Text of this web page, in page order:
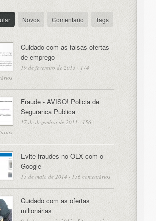
Novos Comentário Tags
Cuidado com as falsas ofertas
de emprego
19 de fevereiro de 2013 · 174
Fraude - AVISO! Policia de
Seguranca Publica
17 de dezembro de 2011 · 156
Evite fraudes no OLX com o
Google
15 de maio de 2014 · 156 comentários
Cuidado com as ofertas
milionárias